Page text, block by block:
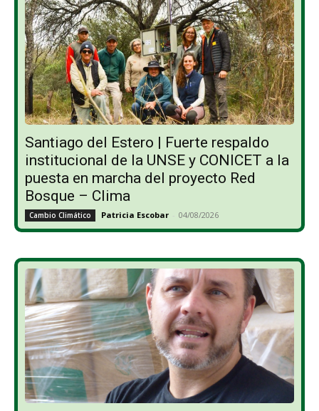
Santiago del Estero | Fuerte respaldo
institucional de la UNSE y CONICET a la
puesta en marcha del proyecto Red
Bosque – Clima
Cambio Climático Patricia Escobar - 04/08/2026